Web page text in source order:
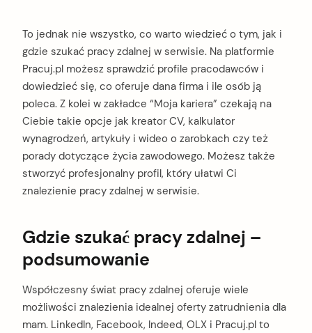
To jednak nie wszystko, co warto wiedzieć o tym, jak i
gdzie szukać pracy zdalnej w serwisie. Na platformie
Pracuj.pl możesz sprawdzić profile pracodawców i
dowiedzieć się, co oferuje dana firma i ile osób ją
poleca. Z kolei w zakładce “Moja kariera” czekają na
Ciebie takie opcje jak kreator CV, kalkulator
wynagrodzeń, artykuły i wideo o zarobkach czy też
porady dotyczące życia zawodowego. Możesz także
stworzyć profesjonalny profil, który ułatwi Ci
znalezienie pracy zdalnej w serwisie.
Gdzie szukać pracy zdalnej –
podsumowanie
Współczesny świat pracy zdalnej oferuje wiele
możliwości znalezienia idealnej oferty zatrudnienia dla
mam. LinkedIn, Facebook, Indeed, OLX i Pracuj.pl to